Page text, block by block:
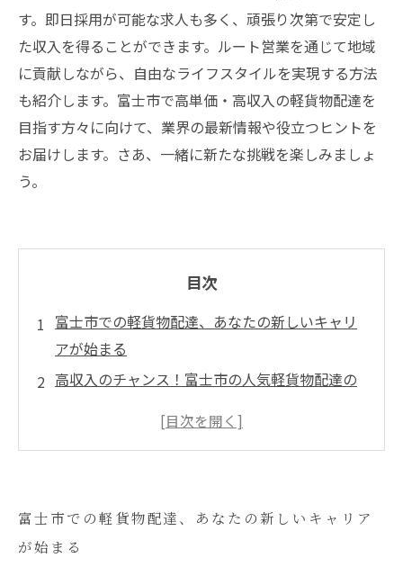
す。即日採用が可能な求人も多く、頑張り次第で安定し
た収入を得ることができます。ルート営業を通じて地域
に貢献しながら、自由なライフスタイルを実現する方法
も紹介します。富士市で高単価・高収入の軽貨物配達を
目指す方々に向けて、業界の最新情報や役立つヒントを
お届けします。さあ、一緒に新たな挑戦を楽しみましょ
う。
目次
富士市での軽貨物配達、あなたの新しいキャリ
アが始まる
高収入のチャンス！富士市の人気軽貨物配達の
ルート営業で地域貢献！軽貨物配送で夢を叶え
材とは？
あなたの努力が報われる！高単価の配達業務の
富士市での軽貨物配達、あなたの新しいキャリア
が始まる